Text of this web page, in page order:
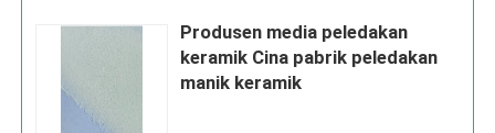
Produsen media peledakan
keramik Cina pabrik peledakan
manik keramik